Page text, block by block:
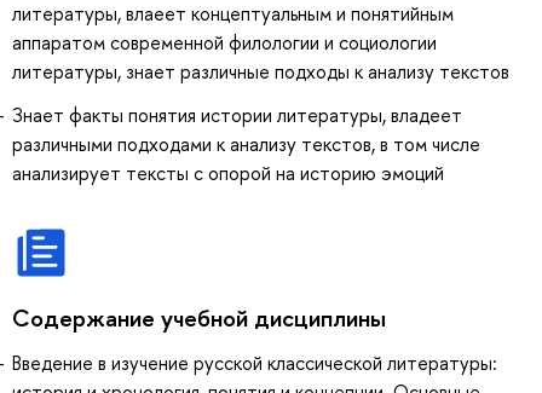
литературы, влаеет концептуальным и понятийным
аппаратом современной филологии и социологии
литературы, знает различные подходы к анализу текстов
Знает факты понятия истории литературы, владеет
различными подходами к анализу текстов, в том числе
анализирует тексты с опорой на историю эмоций
Содержание учебной дисциплины
Введение в изучение русской классической литературы: